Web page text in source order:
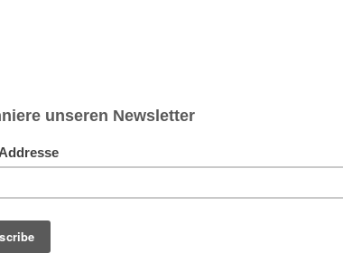
der Ball darf zu keiner Zeit den Boden berühren. Gespielt werden
ähnlich wie beim Squash, auch über die Wände gespielt werden darf.
Nabu)